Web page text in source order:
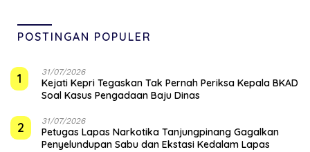
POSTINGAN POPULER
1 31/07/2026
Kejati Kepri Tegaskan Tak Pernah Periksa Kepala BKAD
Soal Kasus Pengadaan Baju Dinas
2 31/07/2026
Petugas Lapas Narkotika Tanjungpinang Gagalkan
Penyelundupan Sabu dan Ekstasi Kedalam Lapas